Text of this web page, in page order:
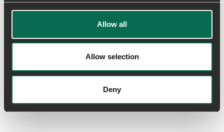
Allow all
Allow selection
Deny